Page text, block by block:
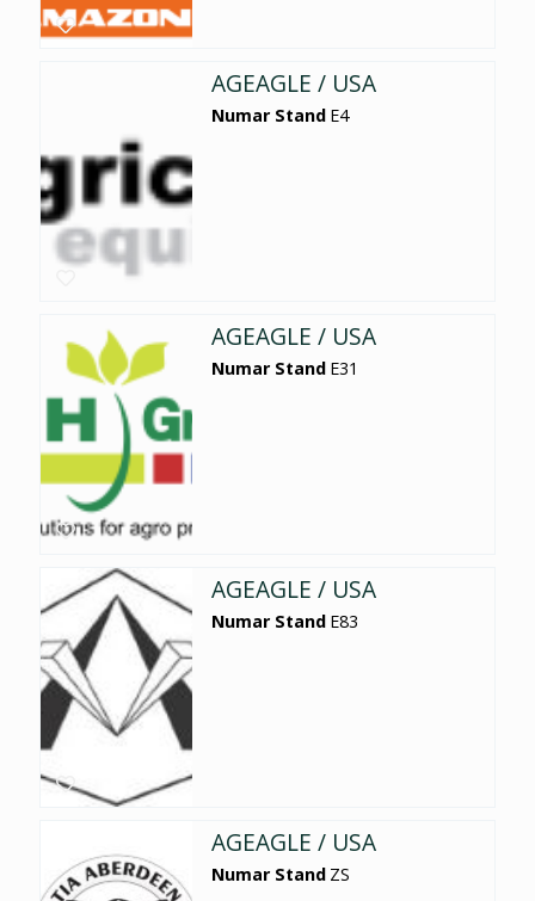
AGEAGLE / USA
Numar Stand E4
AGEAGLE / USA
Numar Stand E31
AGEAGLE / USA
Numar Stand E83
AGEAGLE / USA
Numar Stand ZS